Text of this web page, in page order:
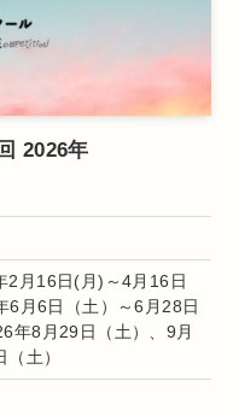
2026年
2月16日(月)～4月16日
6月6日（土）～6月28日
年8月29日（土）、9月
土）